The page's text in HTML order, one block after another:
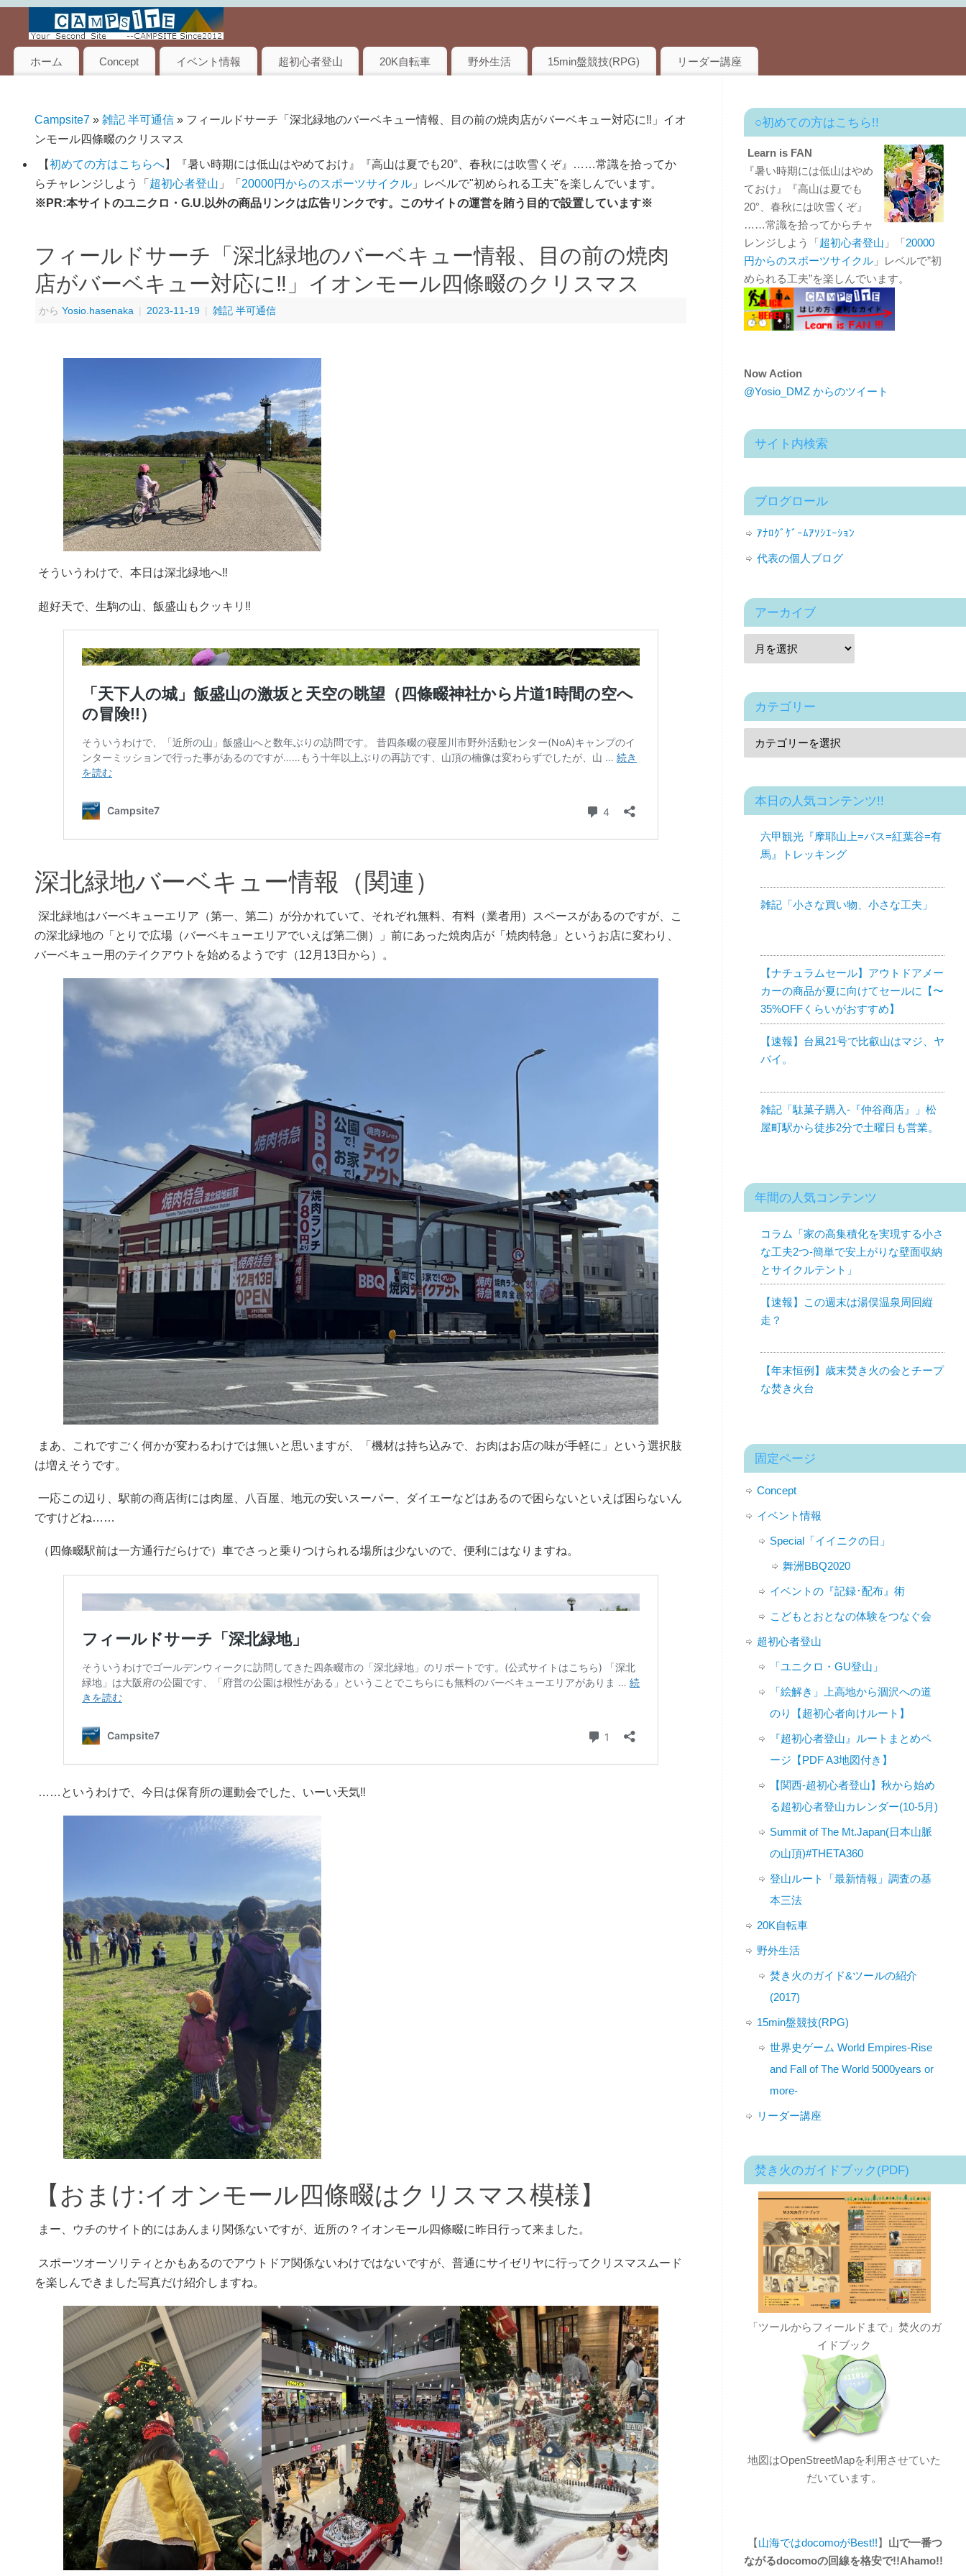
ホーム Concept イベント情報 超初心者登山 20K自転車 野外生活 15min盤競技(RPG) リーダー講座
Campsite7 » 雑記 半可通信 » フィールドサーチ「深北緑地のバーベキュー情報、目の前の焼肉店がバーベキュー対応に‼︎」イオ
ンモール四條畷のクリスマス
【初めての方はこちらへ】『暑い時期には低山はやめておけ』『高山は夏でも20°、春秋には吹雪くぞ』……常識を拾ってか
らチャレンジしよう「 超初心者登山 」「 20000円からのスポーツサイクル 」レベルで"初められる工夫"を楽しんでいます。
※PR:本サイトのユニクロ・G.U.以外の商品リンクは広告リンクです。このサイトの運営を賄う目的で設置しています※
フィールドサーチ「深北緑地のバーベキュー情報、目の前の焼肉
店がバーベキュー対応に‼︎」イオンモール四條畷のクリスマス
から Yosio.hasenaka | 2023-11-19 | 雑記 半可通信
そういうわけで、本日は深北緑地へ‼︎
超好天で、生駒の山、飯盛山もクッキリ‼︎
深北緑地バーベキュー情報（関連）
深北緑地はバーベキューエリア（第一、第二）が分かれていて、それぞれ無料、有料（業者用）スペースがあるのですが、こ
の深北緑地の「とりで広場（バーベキューエリアでいえば第二側）」前にあった焼肉店が「焼肉特急」というお店に変わり、
バーベキュー用のテイクアウトを始めるようです（12月13日から）。
まあ、これですごく何かが変わるわけでは無いと思いますが、「機材は持ち込みで、お肉はお店の味が手軽に」という選択肢
は増えそうです。
一応この辺り、駅前の商店街には肉屋、八百屋、地元の安いスーパー、ダイエーなどはあるので困らないといえば困らないん
ですけどね……
（四條畷駅前は一方通行だらけで）車でさっと乗りつけられる場所は少ないので、便利にはなりますね。
……というわけで、今日は保育所の運動会でした、いーい天気‼︎
【おまけ:イオンモール四條畷はクリスマス模様】
まー、ウチのサイト的にはあんまり関係ないですが、近所の？イオンモール四條畷に昨日行って来ました。
スポーツオーソリティとかもあるのでアウトドア関係ないわけではないですが、普通にサイゼリヤに行ってクリスマスムード
を楽しんできました写真だけ紹介しますね。
○初めての方はこちら!!
Learn is FAN
『暑い時期には低山はやめ
ておけ』『高山は夏でも
20°、春秋には吹雪くぞ』
……常識を拾ってからチャ
レンジしよう「超初心者登山 」「20000
円からのスポーツサイクル 」レベルで”初
められる工夫”を楽しんでいます。
Now Action
@Yosio_DMZ からのツイート
サイト内検索
ブログロール
ｱﾅﾛｸﾞｹﾞｰﾑｱｿｼｴｰｼｮﾝ
代表の個人ブログ
アーカイブ
カテゴリー
本日の人気コンテンツ!!
六甲観光『摩耶山上=バス=紅葉谷=有
馬』トレッキング
雑記「小さな買い物、小さな工夫」
【ナチュラムセール】アウトドアメー
カーの商品が夏に向けてセールに【〜
35%OFFくらいがおすすめ】
【速報】台風21号で比叡山はマジ、ヤ
バイ。
雑記「駄菓子購入-『仲谷商店』」松
屋町駅から徒歩2分で土曜日も営業。
年間の人気コンテンツ
コラム「家の高集積化を実現する小さ
な工夫2つ-簡単で安上がりな壁面収納
とサイクルテント」
【速報】この週末は湯俣温泉周回縦
走？
【年末恒例】歳末焚き火の会とチープ
な焚き火台
固定ページ
Concept
イベント情報
Special「イイニクの日」
舞洲BBQ2020
イベントの『記録･配布』術
こどもとおとなの体験をつなぐ会
超初心者登山
「ユニクロ・GU登山」
「絵解き」上高地から涸沢への道
のり【超初心者向けルート】
『超初心者登山』ルートまとめペ
ージ【PDF A3地図付き】
【関西-超初心者登山】秋から始め
る超初心者登山カレンダー(10-5月)
Summit of The Mt.Japan(日本山脈
の山頂)#THETA360
登山ルート「最新情報」調査の基
本三法
20K自転車
野外生活
焚き火のガイド&ツールの紹介
(2017)
15min盤競技(RPG)
世界史ゲーム World Empires-Rise
and Fall of The World 5000years or
more-
リーダー講座
焚き火のガイドブック(PDF)
「ツールからフィールドまで」焚火のガ
イドブック
地図はOpenStreetMapを利用させていた
だいています。
【山海ではdocomoがBest!!】 山で一番つ
ながるdocomoの回線を格安で!!Ahamo!!